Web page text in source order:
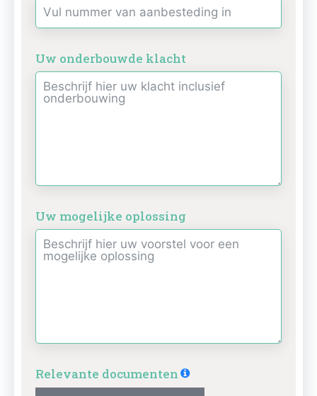
Uw onderbouwde klacht
Uw mogelijke oplossing
Relevante documenten